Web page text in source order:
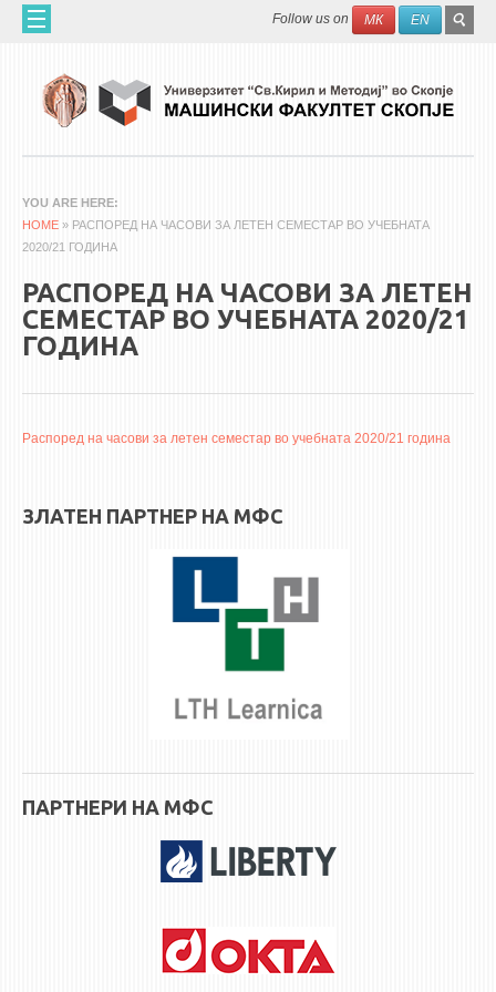
Skip to main content Search
Follow us on МК EN
ЗА НАС
60 ГОДИНИ МФ
ОРГАНИЗАЦИЈА
МАШИНСКО ИНЖЕНЕРСТВО - НАУЧНО СПИСАНИЕ
АПЛИКАТИВНА ДЕЈНОСТ
АНКЕТИ И САМОЕВАЛУАЦИИ
ТЕЛЕФОНСКИ ИМЕНИК
YOU ARE HERE
HOME » РАСПОРЕД НА ЧАСОВИ ЗА ЛЕТЕН СЕМЕСТАР ВО УЧЕБНАТА
2020/21 ГОДИНА
РАСПОРЕД НА ЧАСОВИ ЗА ЛЕТЕН
СЕМЕСТАР ВО УЧЕБНАТА 2020/21
ГОДИНА
Распоред на часови за летен семестар во учебната 2020/21 година
ЗЛАТЕН ПАРТНЕР НА МФС
ПАРТНЕРИ НА МФС